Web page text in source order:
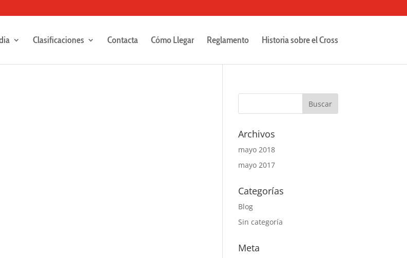
Clasificaciones Contacta Cómo Llegar Reglamento Historia sobre el Cross
Archivos
mayo 2018
mayo 2017
Categorías
Blog
Sin categoría
Meta